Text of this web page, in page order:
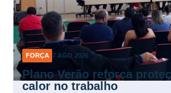
FORÇA 7 AGO 2026
Plano Verão reforça
calor no trabalho